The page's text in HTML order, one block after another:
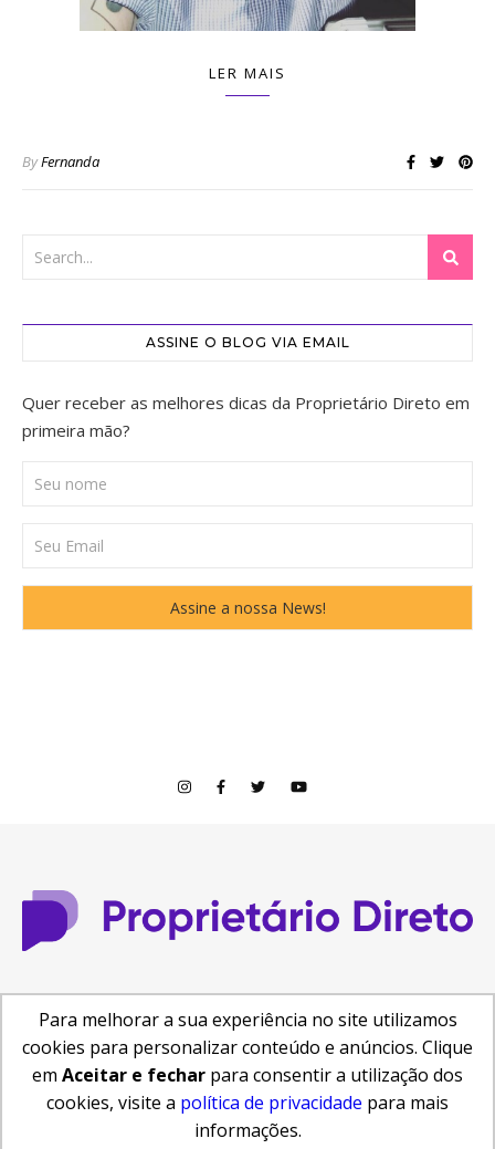
LER MAIS
ByFernanda
ASSINE O BLOG VIA EMAIL
Quer receber as melhores dicas da Proprietário Direto em
primeira mão?
Central de Ajuda Como anunciar Busca de Imóveis
Reformas e Projetos
Para melhorar a sua experiência no site utilizamos
cookies para personalizar conteúdo e anúncios. Clique
em Aceitar e fechar para consentir a utilização dos
cookies, visite a política de privacidade para mais
informações.